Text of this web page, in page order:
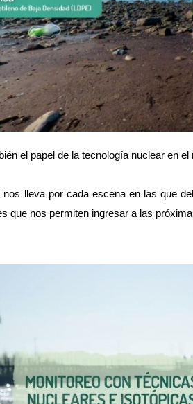
el papel de la tecnología nuclear en
lleva por cada escena en las que
que nos permiten ingresar a las